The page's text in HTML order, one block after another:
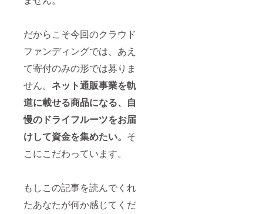
だからこそ今回のクラウド
ファンディングでは、あえ
て寄付のみの形では募りま
せん。 ネット通販事業を軌
道に載せる商品になる、自
慢のドライフルーツをお届
けして資金を集めたい。 そ
こにこだわっています。
もしこの記事を読んでくれ
たあなたが何か感じてくだ